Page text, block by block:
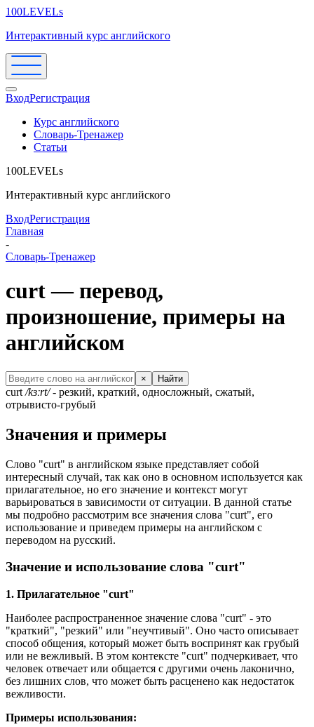
100LEVELs
Интерактивный курс английского
ВходРегистрация
Курс английского
Словарь-Тренажер
Статьи
100LEVELs
Интерактивный курс английского
ВходРегистрация
Главная
-
Словарь-Тренажер
curt — перевод,
произношение, примеры на
английском
× Найти
curt /kɜːrt/- резкий, краткий, односложный, сжатый,
отрывисто-грубый
Значения и примеры
Слово "curt" в английском языке представляет собой
интересный случай, так как оно в основном используется как
прилагательное, но его значение и контекст могут
варьироваться в зависимости от ситуации. В данной статье
мы подробно рассмотрим все значения слова "curt", его
использование и приведем примеры на английском с
переводом на русский.
Значение и использование слова "curt"
1. Прилагательное "curt"
Наиболее распространенное значение слова "curt" - это
"краткий", "резкий" или "неучтивый". Оно часто описывает
способ общения, который может быть воспринят как грубый
или не вежливый. В этом контексте "curt" подчеркивает, что
человек отвечает или общается с другими очень лаконично,
без лишних слов, что может быть расценено как недостаток
вежливости.
Примеры использования: